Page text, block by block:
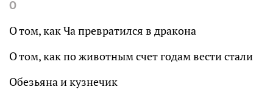
О
О том, как Ча превратился в дракона
О том, как по животным счет годам вести стали
Обезьяна и кузнечик